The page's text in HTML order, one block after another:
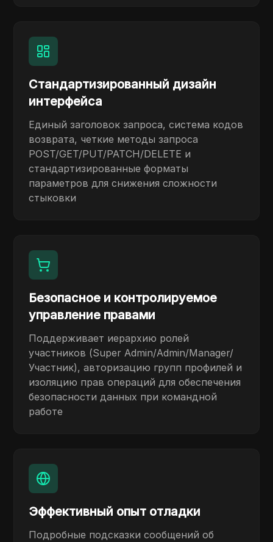
Стандартизированный дизайн
интерфейса
Единый заголовок запроса, система кодов
возврата, четкие методы запроса
POST/GET/PUT/PATCH/DELETE и
стандартизированные форматы
параметров для снижения сложности
стыковки
Безопасное и контролируемое
управление правами
Поддерживает иерархию ролей
участников (Super Admin/Admin/Manager/
Участник), авторизацию групп профилей и
изоляцию прав операций для обеспечения
безопасности данных при командной
работе
Эффективный опыт отладки
Подробные подсказки сообщений об